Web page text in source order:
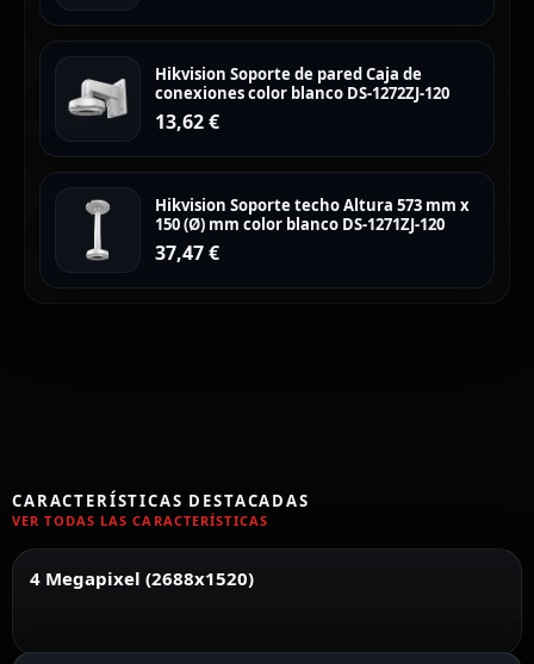
Hikvision Soporte de pared Caja de
conexiones color blanco DS-1272ZJ-120
13,62€
Hikvision Soporte techo Altura 573 mm x
150 (Ø) mm color blanco DS-1271ZJ-120
37,47€
CARACTERÍSTICAS DESTACADAS
VER TODAS LAS CARACTERÍSTICAS
4 Megapixel (2688x1520)